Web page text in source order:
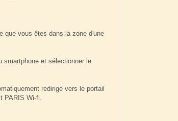
que vous êtes dans la zone d'une
smartphone et sélectionner le
redirigé vers le portail
PARIS Wi-fi.